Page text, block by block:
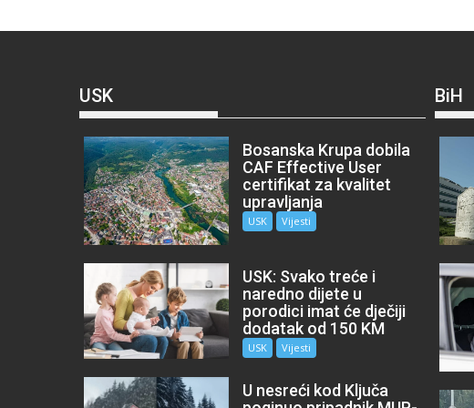
USK
Bosanska Krupa dobila
CAF Effective User
certifikat za kvalitet
upravljanja
USK Vijesti
USK: Svako treće i
naredno dijete u
porodici imat će dječiji
dodatak od 150 KM
USK Vijesti
U nesreći kod Ključa
BiH